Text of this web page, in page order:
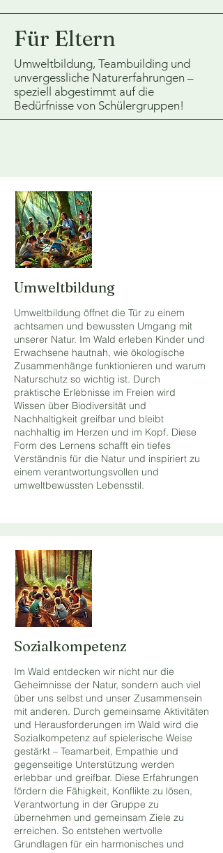
Für Eltern
Umweltbildung, Teambuilding und
unvergessliche Naturerfahrungen –
speziell abgestimmt auf die
Bedürfnisse von Schülergruppen!
Umweltbildung
Umweltbildung öffnet die Tür zu einem
achtsamen und bewussten Umgang mit
unserer Natur. Im Wald erleben Kinder und
Erwachsene hautnah, wie ökologische
Zusammenhänge funktionieren und warum
Naturschutz so wichtig ist. Durch
praktische Erlebnisse im Freien wird
Wissen über Biodiversität und
Nachhaltigkeit greifbar und bleibt
nachhaltig im Herzen und im Kopf. Diese
Form des Lernens schafft ein tiefes
Verständnis für die Natur und inspiriert zu
einem verantwortungsvollen und
umweltbewussten Lebensstil.
Sozialkompetenz
Im Wald entdecken wir nicht nur die
Geheimnisse der Natur, sondern auch viel
über uns selbst und unser Zusammensein
mit anderen. Durch gemeinsame Aktivitäten
und Herausforderungen im Wald wird die
Sozialkompetenz auf spielerische Weise
gestärkt – Teamarbeit, Empathie und
gegenseitige Unterstützung werden
erlebbar und greifbar. Diese Erfahrungen
fördern die Fähigkeit, Konflikte zu lösen,
Verantwortung in der Gruppe zu
übernehmen und gemeinsam Ziele zu
erreichen. So entstehen wertvolle
Grundlagen für ein harmonisches und